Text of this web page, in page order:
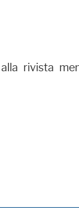
rivista